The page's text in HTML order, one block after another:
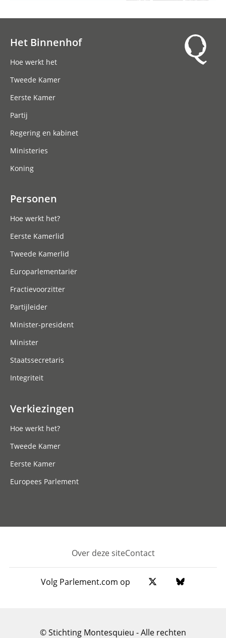
Het Binnenhof
Hoe werkt het
Tweede Kamer
Eerste Kamer
Partij
Regering en kabinet
Ministeries
Koning
Personen
Hoe werkt het?
Eerste Kamerlid
Tweede Kamerlid
Europarlementariër
Fractievoorzitter
Partijleider
Minister-president
Minister
Staatssecretaris
Integriteit
Verkiezingen
Hoe werkt het?
Tweede Kamer
Eerste Kamer
Europees Parlement
Footer
Over deze siteContact
Volg Parlement.com op
© Stichting Montesquieu - Alle rechten